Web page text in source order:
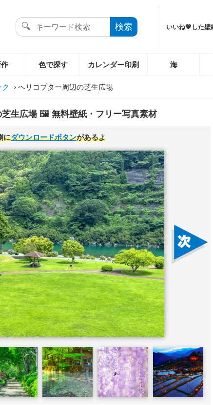
いいね💖した壁
色で探す カレンダー印刷 海
› ヘリコプター周辺の芝生広場
芝生広場 🖼️ 無料壁紙・フリー写真素材
にダウンロードボタンがあるよ